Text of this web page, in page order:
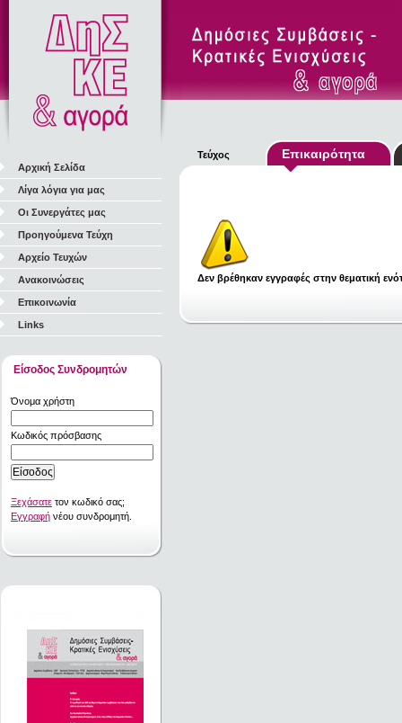
Αρχική Σελίδα
Λίγα λόγια για μας
Οι Συνεργάτες μας
Προηγούμενα Τεύχη
Αρχείο Τευχών
Ανακοινώσεις
Επικοινωνία
Links
Είσοδος Συνδρομητών
Όνομα χρήστη
Κωδικός πρόσβασης
Ξεχάσατε τον κωδικό σας;
Εγγραφή νέου συνδρομητή.
Τεύχος Επικαιρότητα
Δεν βρέθηκαν εγγραφές στην θεματική